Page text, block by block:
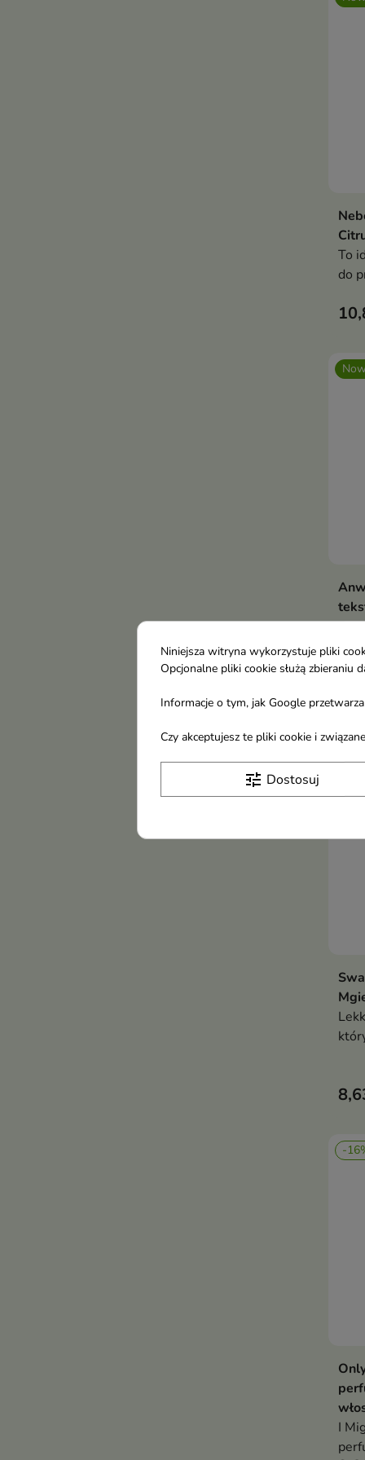
To
do
-
I
Niniejsza witryna wykorzystuje pliki
Opcjonalne pliki cookie służą
Informacje o tym, jak Google
Czy akceptujesz te pliki cookie i
tune Dostosuj